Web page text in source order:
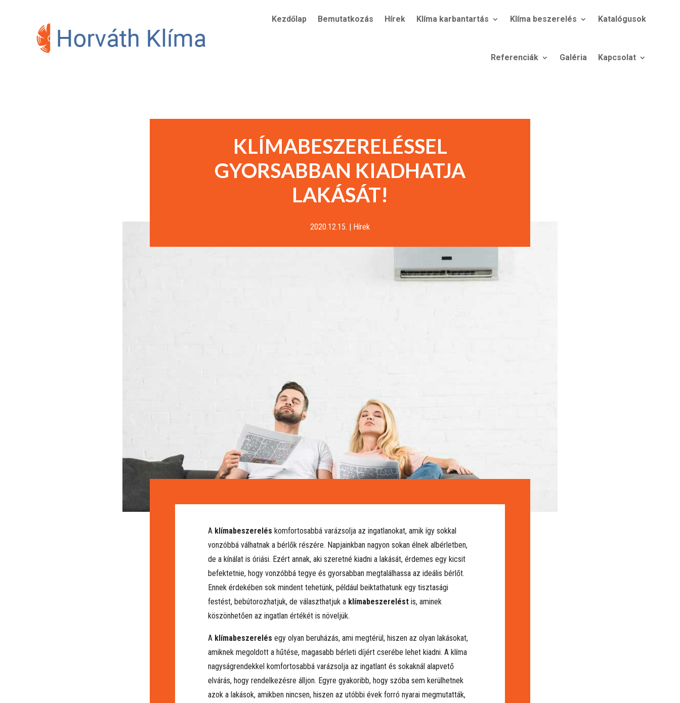
Kezdőlap Bemutatkozás Hírek Klíma karbantartás Klíma beszerelés Katalógusok
Referenciák Galéria Kapcsolat
KLÍMABESZERELÉSSEL
GYORSABBAN KIADHATJA
LAKÁSÁT!
2020.12.15. Hírek
A klímabeszerelés komfortosabbá varázsolja az ingatlanokat, amik így sokkal
vonzóbbá válhatnak a bérlők részére. Napjainkban nagyon sokan élnek albérletben,
de a kínálat is óriási. Ezért annak, aki szeretné kiadni a lakását, érdemes egy kicsit
befektetnie, hogy vonzóbbá tegye és gyorsabban megtalálhassa az ideális bérlőt.
Ennek érdekében sok mindent tehetünk, például beiktathatunk egy tisztasági
festést, bebútorozhatjuk, de választhatjuk a klímabeszereléstis, aminek
köszönhetően az ingatlan értékét is növeljük.
A klímabeszerelés egy olyan beruházás, ami megtérül, hiszen az olyan lakásokat,
amiknek megoldott a hűtése, magasabb bérleti díjért cserébe lehet kiadni. A klíma
nagyságrendekkel komfortosabbá varázsolja az ingatlant és sokaknál alapvető
elvárás, hogy rendelkezésre álljon. Egyre gyakoribb, hogy szóba sem kerülhetnek
azok a lakások, amikben nincsen, hiszen az utóbbi évek forró nyarai megmutatták,